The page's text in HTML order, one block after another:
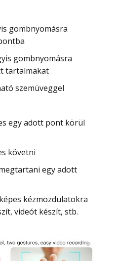
gombnyomásra
gombnyomásra
tartalmakat
szemüveggel
egy adott pont körül
követni
egy adott
kézmozdulatokra
videót készít, stb.